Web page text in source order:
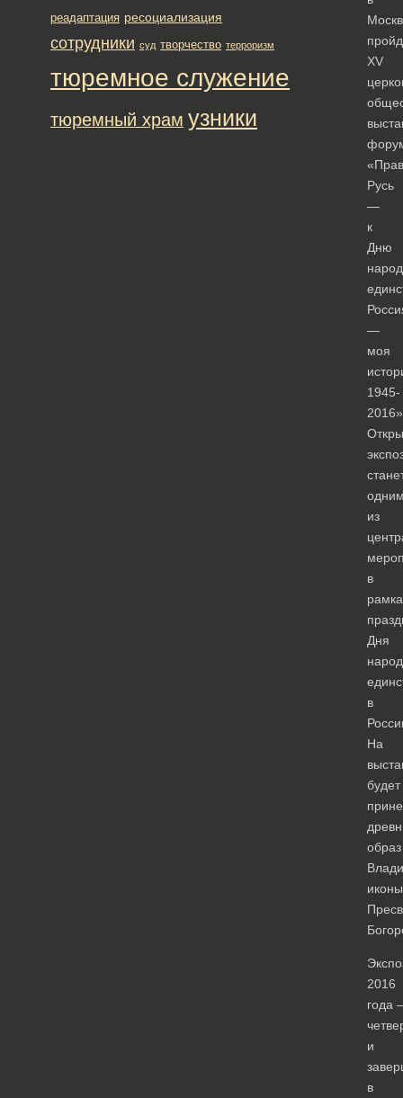
XV
Русь
—
к
Дню
—
моя
1945-
из
в
Дня
в
На
будет
образ
иконы
2016
года
и
в
реадаптация ресоциализация
сотрудники суд творчество терроризм
тюремное служение
тюремный храм узники